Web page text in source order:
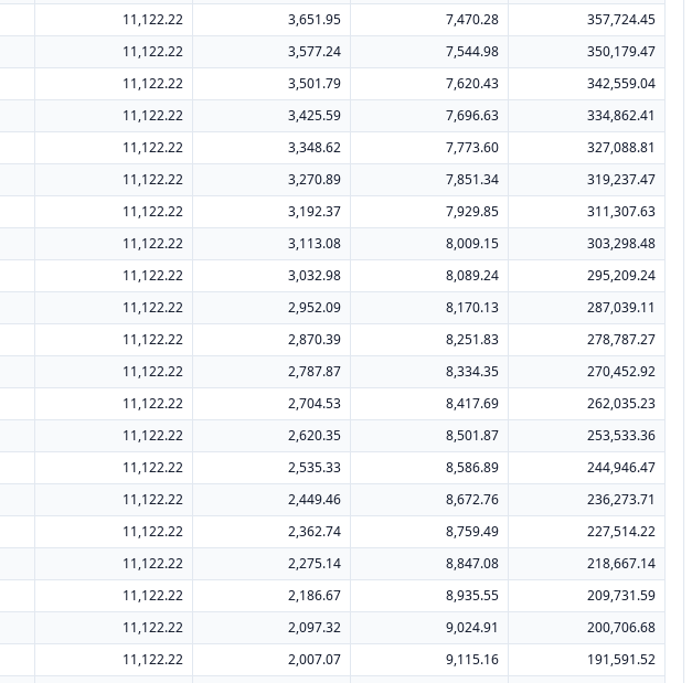
11,122.22 3,651.95 7,470.28
357,724.45
11,122.22 3,577.24 7,544.98
350,179.47
11,122.22 3,501.79 7,620.43
342,559.04
11,122.22 3,425.59 7,696.63
334,862.41
11,122.22 3,348.62 7,773.60
327,088.81
11,122.22 3,270.89 7,851.34
319,237.47
11,122.22 3,192.37 7,929.85
311,307.63
11,122.22 3,113.08 8,009.15
303,298.48
11,122.22 3,032.98 8,089.24
295,209.24
11,122.22 2,952.09 8,170.13
287,039.11
11,122.22 2,870.39 8,251.83
278,787.27
11,122.22 2,787.87 8,334.35
270,452.92
11,122.22 2,704.53 8,417.69
262,035.23
11,122.22 2,620.35 8,501.87
253,533.36
11,122.22 2,535.33 8,586.89
244,946.47
11,122.22 2,449.46 8,672.76
236,273.71
11,122.22 2,362.74 8,759.49
227,514.22
11,122.22 2,275.14 8,847.08
218,667.14
11,122.22 2,186.67 8,935.55
209,731.59
11,122.22 2,097.32 9,024.91
200,706.68
11,122.22 2,007.07 9,115.16
191,591.52